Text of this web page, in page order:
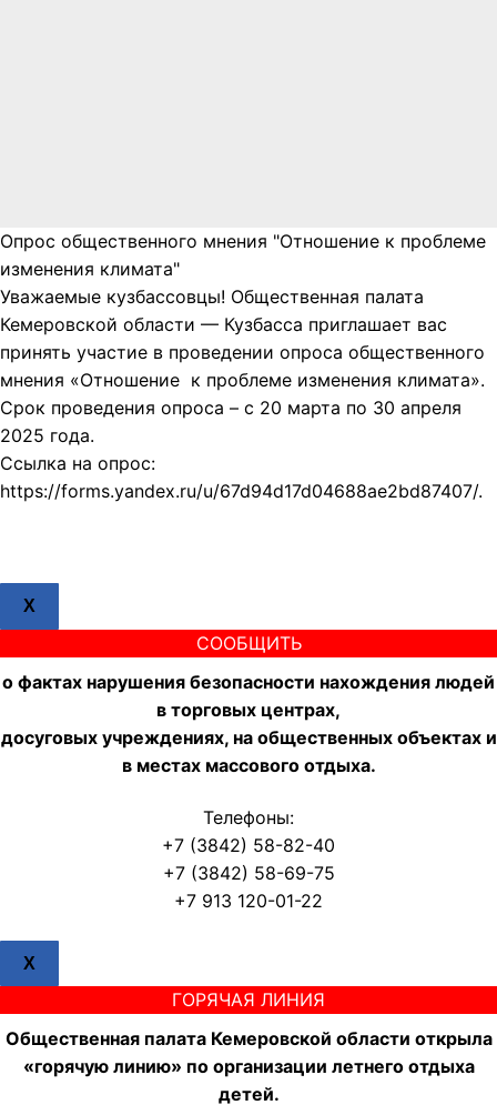
Опрос общественного мнения "Отношение к проблеме
изменения климата"
Уважаемые кузбассовцы! Общественная палата
Кемеровской области — Кузбасса приглашает вас
принять участие в проведении опроса общественного
мнения «Отношение к проблеме изменения климата».
Срок проведения опроса – с 20 марта по 30 апреля
2025 года.
Ссылка на опрос:
https://forms.yandex.ru/u/67d94d17d04688ae2bd87407/.
X
СООБЩИТЬ
о фактах нарушения безопасности нахождения людей
в торговых центрах,
досуговых учреждениях, на общественных объектах и
в местах массового отдыха.
Телефоны:
+7 (3842) 58-82-40
+7 (3842) 58-69-75
+7 913 120-01-22
X
ГОРЯЧАЯ ЛИНИЯ
Общественная палата Кемеровской области открыла
«горячую линию» по организации летнего отдыха
детей.